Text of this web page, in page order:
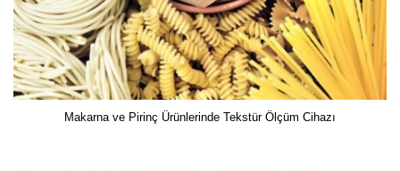
Makarna ve Pirinç Ürünlerinde Tekstür Ölçüm Cihazı